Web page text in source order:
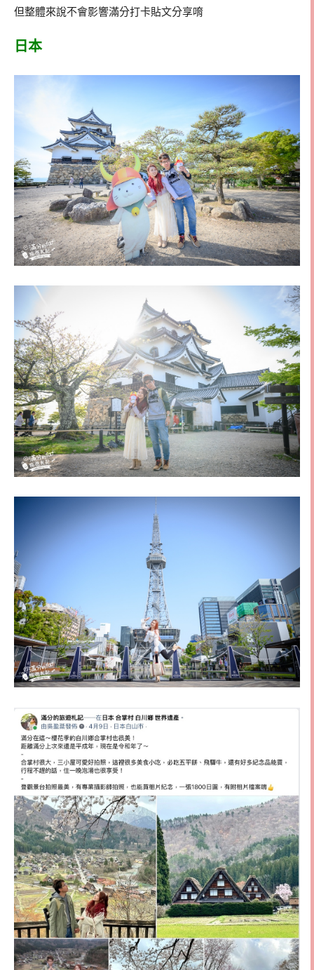
但整體來說不會影響滿分打卡貼文分享唷
日本